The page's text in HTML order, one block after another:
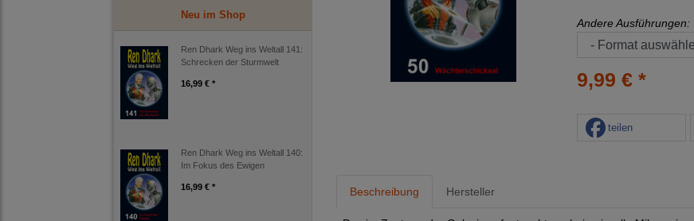
Neu im Shop
Ren Dhark Weg ins Weltall 141:
Schrecken der Sturmwelt
16,99 € *
Ren Dhark Weg ins Weltall 140:
Im Fokus des Ewigen
16,99 € *
Andere Ausführungen:
9,99 € *
teilen
Beschreibung Hersteller